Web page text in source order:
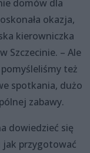
domów dla
okazja,
kierowniczka
Szczecinie. – Ale
też
spotkania, dużo
zabawy.
dowiedzieć się
jak przygotować